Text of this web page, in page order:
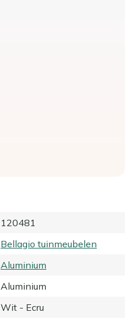
120481
Bellagio tuinmeubelen
Aluminium
Aluminium
Wit - Ecru